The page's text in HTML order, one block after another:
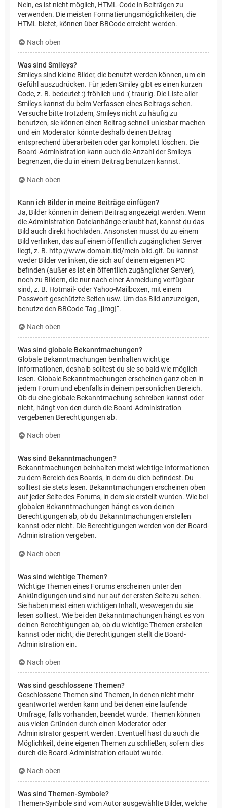
Nein, es ist nicht möglich, HTML-Code in Beiträgen zu
verwenden. Die meisten Formatierungsmöglichkeiten, die
HTML bietet, können über BBCode erreicht werden.
Nach oben
Was sind Smileys?
Smileys sind kleine Bilder, die benutzt werden können, um ein
Gefühl auszudrücken. Für jeden Smiley gibt es einen kurzen
Code, z. B. bedeutet :) fröhlich und :( traurig. Die Liste aller
Smileys kannst du beim Verfassen eines Beitrags sehen.
Versuche bitte trotzdem, Smileys nicht zu häufig zu
benutzen, sie können einen Beitrag schnell unlesbar machen
und ein Moderator könnte deshalb deinen Beitrag
entsprechend überarbeiten oder gar komplett löschen. Die
Board-Administration kann auch die Anzahl der Smileys
begrenzen, die du in einem Beitrag benutzen kannst.
Nach oben
Kann ich Bilder in meine Beiträge einfügen?
Ja, Bilder können in deinem Beitrag angezeigt werden. Wenn
die Administration Dateianhänge erlaubt hat, kannst du das
Bild auch direkt hochladen. Ansonsten musst du zu einem
Bild verlinken, das auf einem öffentlich zugänglichen Server
liegt, z. B. http://www.domain.tld/mein-bild.gif. Du kannst
weder Bilder verlinken, die sich auf deinem eigenen PC
befinden (außer es ist ein öffentlich zugänglicher Server),
noch zu Bildern, die nur nach einer Anmeldung verfügbar
sind, z. B. Hotmail- oder Yahoo-Mailboxen, mit einem
Passwort geschützte Seiten usw. Um das Bild anzuzeigen,
benutze den BBCode-Tag „[img]“.
Nach oben
Was sind globale Bekanntmachungen?
Globale Bekanntmachungen beinhalten wichtige
Informationen, deshalb solltest du sie so bald wie möglich
lesen. Globale Bekanntmachungen erscheinen ganz oben in
jedem Forum und ebenfalls in deinem persönlichen Bereich.
Ob du eine globale Bekanntmachung schreiben kannst oder
nicht, hängt von den durch die Board-Administration
vergebenen Berechtigungen ab.
Nach oben
Was sind Bekanntmachungen?
Bekanntmachungen beinhalten meist wichtige Informationen
zu dem Bereich des Boards, in dem du dich befindest. Du
solltest sie stets lesen. Bekanntmachungen erscheinen oben
auf jeder Seite des Forums, in dem sie erstellt wurden. Wie bei
globalen Bekanntmachungen hängt es von deinen
Berechtigungen ab, ob du Bekanntmachungen erstellen
kannst oder nicht. Die Berechtigungen werden von der Board-
Administration vergeben.
Nach oben
Was sind wichtige Themen?
Wichtige Themen eines Forums erscheinen unter den
Ankündigungen und sind nur auf der ersten Seite zu sehen.
Sie haben meist einen wichtigen Inhalt, weswegen du sie
lesen solltest. Wie bei den Bekanntmachungen hängt es von
deinen Berechtigungen ab, ob du wichtige Themen erstellen
kannst oder nicht; die Berechtigungen stellt die Board-
Administration ein.
Nach oben
Was sind geschlossene Themen?
Geschlossene Themen sind Themen, in denen nicht mehr
geantwortet werden kann und bei denen eine laufende
Umfrage, falls vorhanden, beendet wurde. Themen können
aus vielen Gründen durch einen Moderator oder
Administrator gesperrt werden. Eventuell hast du auch die
Möglichkeit, deine eigenen Themen zu schließen, sofern dies
durch die Board-Administration erlaubt wurde.
Nach oben
Was sind Themen-Symbole?
Themen-Symbole sind vom Autor ausgewählte Bilder, welche